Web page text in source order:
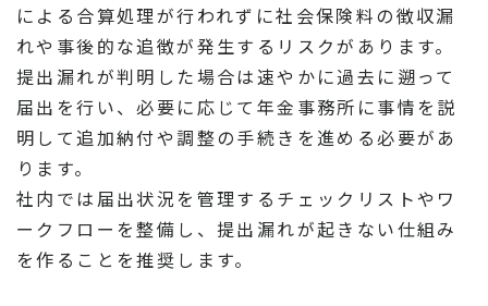
による合算処理が行われずに社会保険料の徴収漏
れや事後的な追徴が発生するリスクがあります。
提出漏れが判明した場合は速やかに過去に遡って
届出を行い、必要に応じて年金事務所に事情を説
明して追加納付や調整の手続きを進める必要があ
ります。
社内では届出状況を管理するチェックリストやワ
ークフローを整備し、提出漏れが起きない仕組み
を作ることを推奨します。